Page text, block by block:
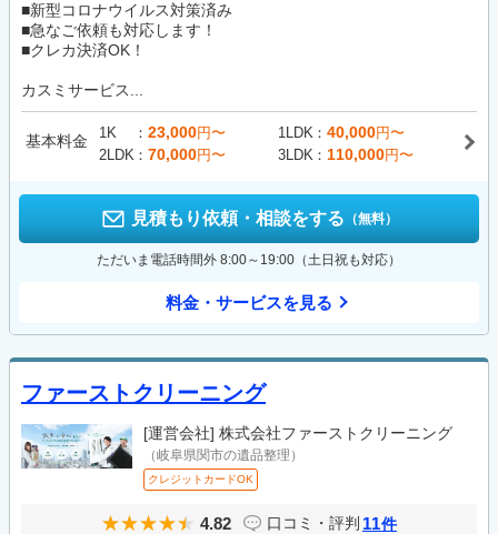
■新型コロナウイルス対策済み
■急なご依頼も対応します！
■クレカ決済OK！
カスミサービス...
基本料金 1K 23,000円〜 1LDK 40,000円〜
2LDK
70,000円〜 3LDK 110,000円〜
見積もり依頼・相談をする （無料）
ただいま電話時間外 8:00～19:00（土日祝も対応）
料金・サービスを見る
ファーストクリーニング
[運営会社] 株式会社ファーストクリーニング
（岐阜県関市の遺品整理）
クレジットカードOK
4.82 口コミ・評判 11件